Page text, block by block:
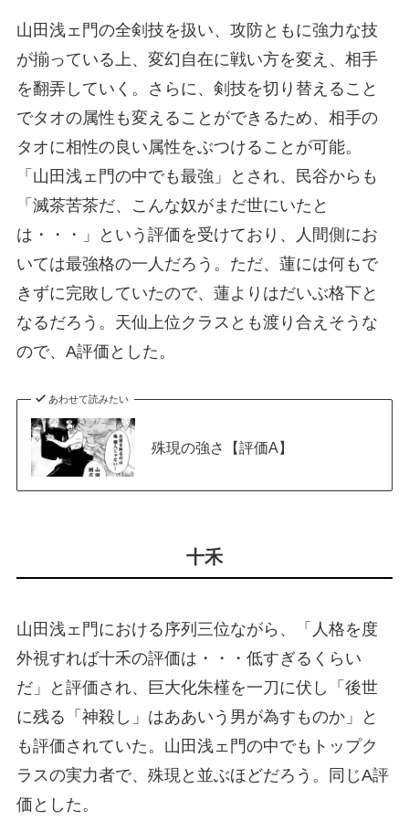
山田浅ェ門の全剣技を扱い、攻防ともに強力な技
が揃っている上、変幻自在に戦い方を変え、相手
を翻弄していく。さらに、剣技を切り替えること
でタオの属性も変えることができるため、相手の
タオに相性の良い属性をぶつけることが可能。
「山田浅ェ門の中でも最強」とされ、民谷からも
「滅茶苦茶だ、こんな奴がまだ世にいたと
は・・・」という評価を受けており、人間側にお
いては最強格の一人だろう。ただ、蓮には何もで
きずに完敗していたので、蓮よりはだいぶ格下と
なるだろう。天仙上位クラスとも渡り合えそうな
ので、A評価とした。
あわせて読みたい
殊現の強さ【評価A】
十禾
山田浅ェ門における序列三位ながら、「人格を度
外視すれば十禾の評価は・・・低すぎるくらい
だ」と評価され、巨大化朱槿を一刀に伏し「後世
に残る「神殺し」はああいう男が為すものか」と
も評価されていた。山田浅ェ門の中でもトップク
ラスの実力者で、殊現と並ぶほどだろう。同じA評
価とした。